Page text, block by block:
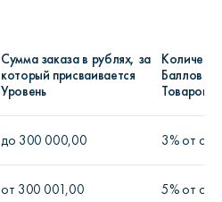
Сумма заказа в рублях, за
который присваивается
Уровень
Баллов
Товаров
до 300 000,00 3% от
от 300 001,00 5% от